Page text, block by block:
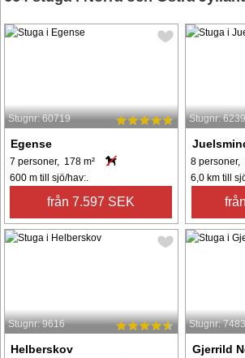
Stugnr: 60719
Egense
7 personer, 178 m²
600 m till sjö/hav:.
från 7.597 SEK
Stugnr:
8 personer,
6,0 km till
Stugnr: 9616
Helberskov
Stugnr:
Gjerrild